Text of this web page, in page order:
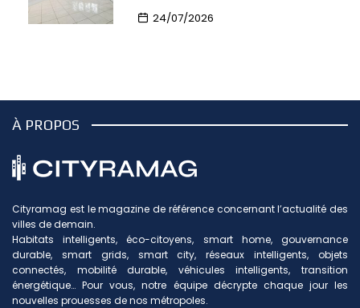
24/07/2026
À PROPOS
Cityramag est le magazine de référence concernant l’actualité des
villes de demain.
Habitats intelligents, éco-citoyens, smart home, gouvernance
durable, smart grids, smart city, réseaux intelligents, objets
connectés, mobilité durable, véhicules intelligents, transition
énergétique… Pour vous, notre équipe décrypte chaque jour les
nouvelles prouesses de nos métropoles.